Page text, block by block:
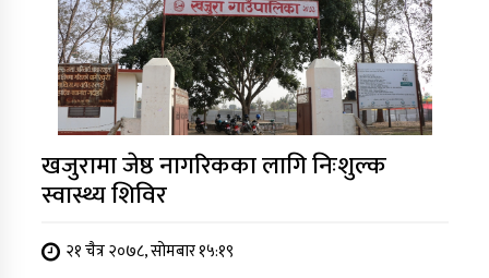
खजुरामा जेष्ठ नागरिकका लागि निःशुल्क
स्वास्थ्य शिविर
२१ चैत्र २०७८, सोमबार १५:१९